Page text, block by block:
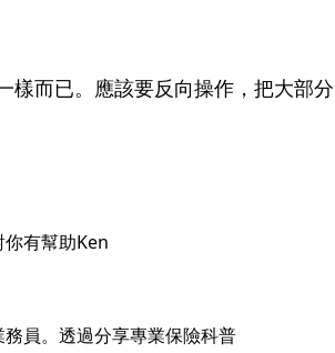
樣而已。應該要反向操作，把大部分
有幫助Ken
員。透過分享專業保險科普